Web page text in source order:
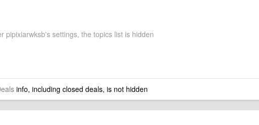
pipixiarwksb's settings, the topics list is hidden
info, including closed deals, is not hidden